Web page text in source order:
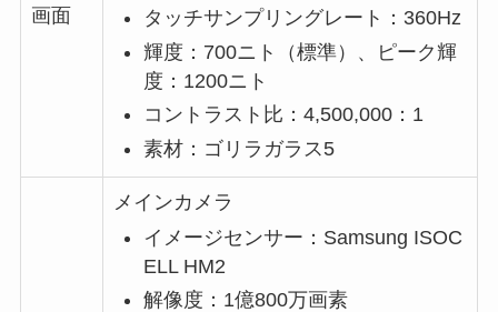
画面
タッチサンプリングレート：360Hz
輝度：700ニト（標準）、ピーク輝
度：1200ニト
コントラスト比：4,500,000：1
素材：ゴリラガラス5
メインカメラ
イメージセンサー：Samsung ISOC
ELL HM2
解像度：1億800万画素